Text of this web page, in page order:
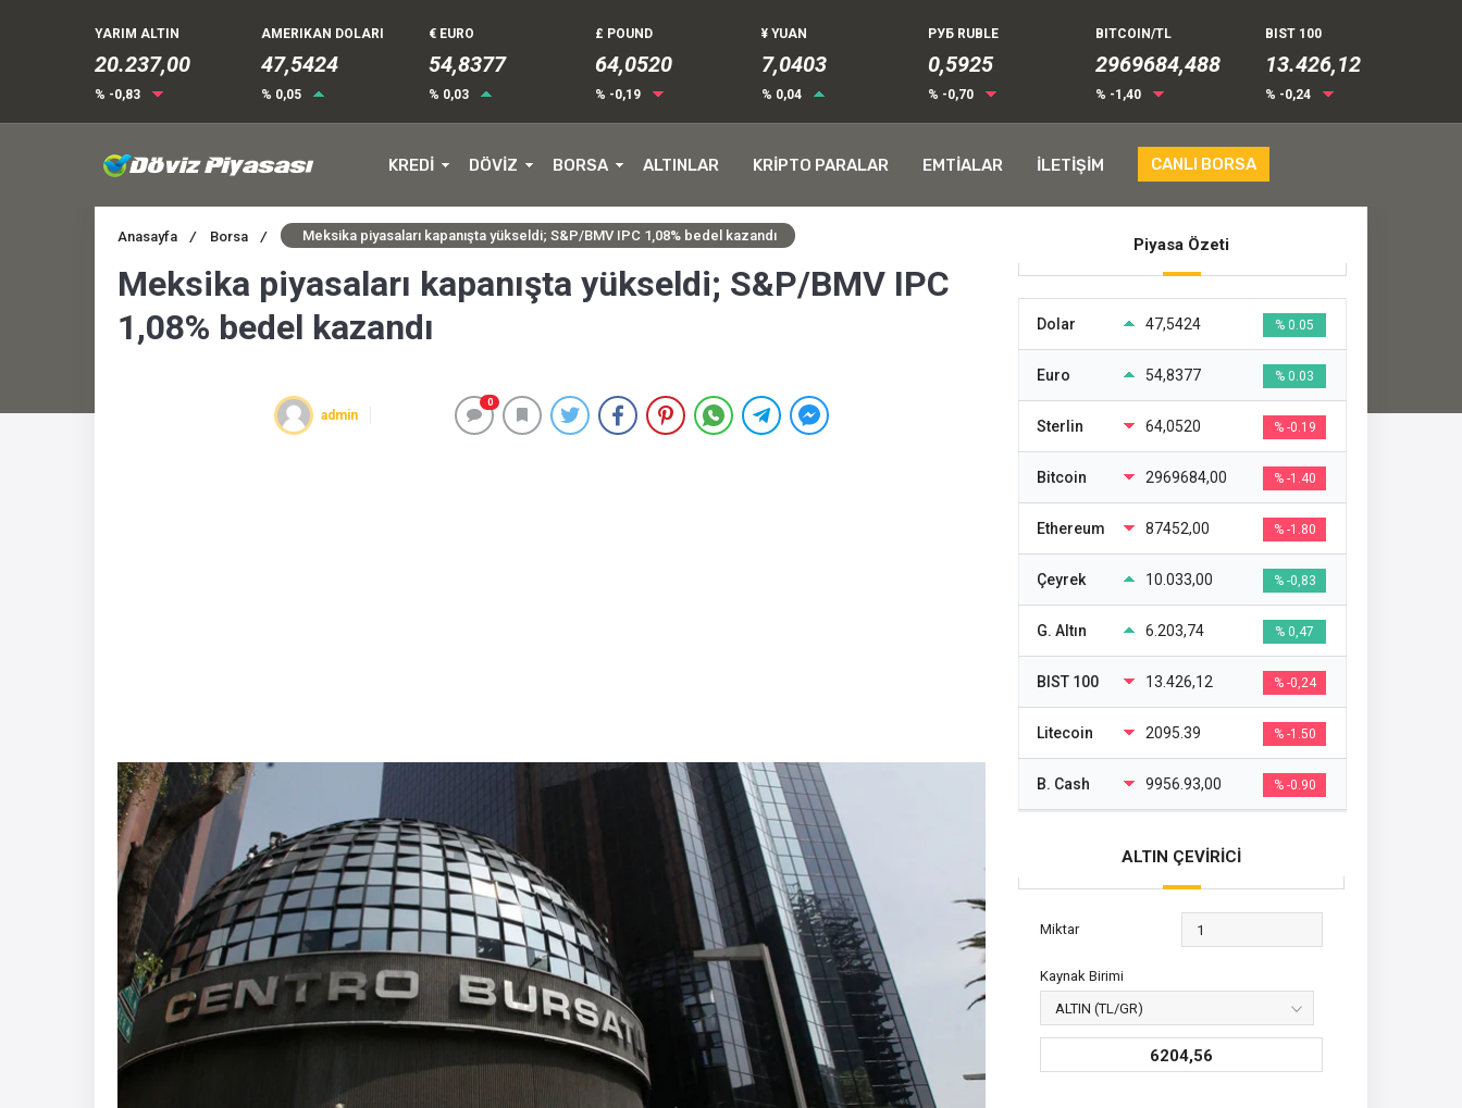
YARIM ALTIN
20.237,00
% -0,83
AMERIKAN DOLARI
47,5424
% 0,05
€ EURO
54,8377
% 0,03
£ POUND
64,0520
% -0,19
¥ YUAN
7,0403
% 0,04
РУБ RUBLE
0,5925
% -0,70
BITCOIN/TL
2969684,488
% -1,40
BIST 100
13.426,12
% -0,24
KREDİ DÖVİZ BORSA ALTINLAR KRİPTO PARALAR EMTİALAR İLETİŞİM CANLI BORSA
Anasayfa / Borsa / Meksika piyasaları kapanışta yükseldi; S&P/BMV IPC 1,08% bedel kazandı
Meksika piyasaları kapanışta yükseldi; S&P/BMV IPC
1,08% bedel kazandı
admin
0
Piyasa Özeti
Dolar 47,5424 % 0.05
Euro 54,8377 % 0.03
Sterlin 64,0520 % -0.19
Bitcoin 2969684,00 % -1.40
Ethereum 87452,00 % -1.80
Çeyrek 10.033,00 % -0,83
G. Altın 6.203,74 % 0,47
BIST 100 13.426,12 % -0,24
Litecoin 2095.39 % -1.50
B. Cash 9956.93,00 % -0.90
ALTIN ÇEVİRİCİ
Miktar
Kaynak Birimi
6204,56